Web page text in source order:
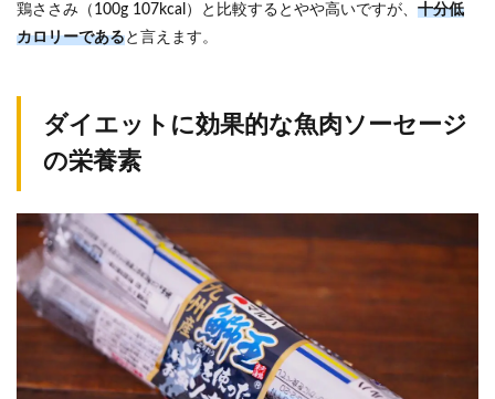
鶏ささみ（100g 107kcal）と比較するとやや高いですが、 十分低
カロリーであると言えます。
ダイエットに効果的な魚肉ソーセージ
の栄養素